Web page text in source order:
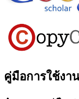
คู่มือการใช้งาน